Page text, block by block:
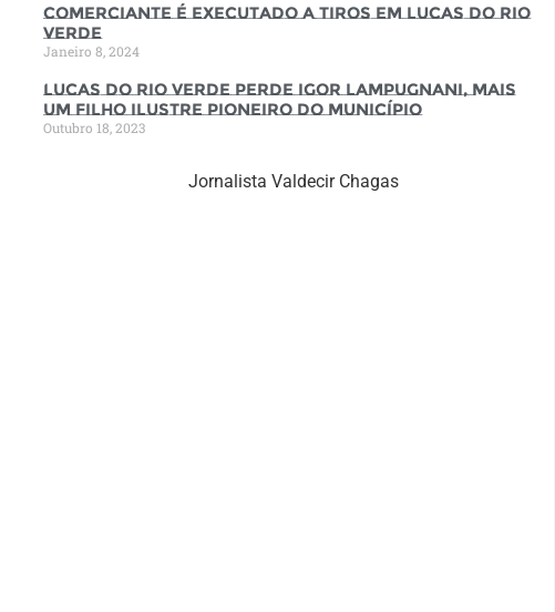
Comerciante é executado a tiros em Lucas do Rio
Verde
Janeiro 8, 2024
Lucas do Rio Verde perde Igor Lampugnani, mais
um filho ilustre pioneiro do município
Outubro 18, 2023
Jornalista Valdecir Chagas